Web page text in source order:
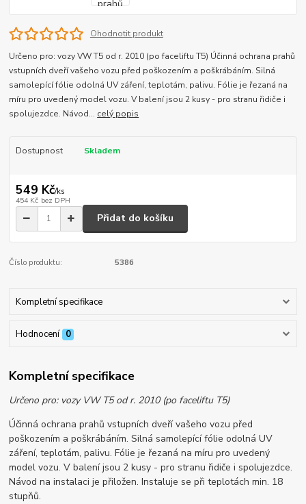
Ohodnotit produkt
Určeno pro: vozy VW T5 od r. 2010 (po faceliftu T5) Účinná ochrana prahů
vstupních dveří vašeho vozu před poškozením a poškrábáním. Silná
samolepící fólie odolná UV záření, teplotám, palivu. Fólie je řezaná na
míru pro uvedený model vozu. V balení jsou 2 kusy - pro stranu řidiče i
spolujezdce. Návod... celý popis
Dostupnost Skladem
549 Kč/ks
454 Kč bez DPH
Přidat do košíku
Číslo produktu: 5386
Kompletní specifikace
Hodnocení 0
Kompletní specifikace
Určeno pro: vozy VW T5 od r. 2010 (po faceliftu T5)
Účinná ochrana prahů vstupních dveří vašeho vozu před
poškozením a poškrábáním. Silná samolepící fólie odolná UV
záření, teplotám, palivu. Fólie je řezaná na míru pro uvedený
model vozu. V balení jsou 2 kusy - pro stranu řidiče i spolujezdce.
Návod na instalaci je přiložen. Instaluje se při teplotách min. 18
stupňů.